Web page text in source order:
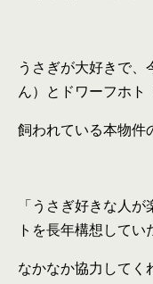
うさぎが大好きで、
ん）とドワーフホト
飼われている本物件
「うさぎ好きな人
トを長年構想してい
なかなか協力してく